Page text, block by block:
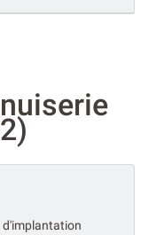
d'implantation